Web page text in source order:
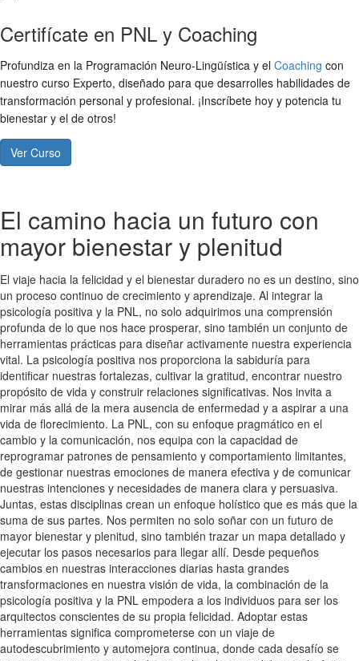
Certifícate en PNL y Coaching
Profundiza en la Programación Neuro-Lingüística y el Coaching con
nuestro curso Experto, diseñado para que desarrolles habilidades de
transformación personal y profesional. ¡Inscríbete hoy y potencia tu
bienestar y el de otros!
Ver Curso
El camino hacia un futuro con
mayor bienestar y plenitud
El viaje hacia la felicidad y el bienestar duradero no es un destino, sino
un proceso continuo de crecimiento y aprendizaje. Al integrar la
psicología positiva y la PNL, no solo adquirimos una comprensión
profunda de lo que nos hace prosperar, sino también un conjunto de
herramientas prácticas para diseñar activamente nuestra experiencia
vital. La psicología positiva nos proporciona la sabiduría para
identificar nuestras fortalezas, cultivar la gratitud, encontrar nuestro
propósito de vida y construir relaciones significativas. Nos invita a
mirar más allá de la mera ausencia de enfermedad y a aspirar a una
vida de florecimiento. La PNL, con su enfoque pragmático en el
cambio y la comunicación, nos equipa con la capacidad de
reprogramar patrones de pensamiento y comportamiento limitantes,
de gestionar nuestras emociones de manera efectiva y de comunicar
nuestras intenciones y necesidades de manera clara y persuasiva.
Juntas, estas disciplinas crean un enfoque holístico que es más que la
suma de sus partes. Nos permiten no solo soñar con un futuro de
mayor bienestar y plenitud, sino también trazar un mapa detallado y
ejecutar los pasos necesarios para llegar allí. Desde pequeños
cambios en nuestras interacciones diarias hasta grandes
transformaciones en nuestra visión de vida, la combinación de la
psicología positiva y la PNL empodera a los individuos para ser los
arquitectos conscientes de su propia felicidad. Adoptar estas
herramientas significa comprometerse con un viaje de
autodescubrimiento y automejora continua, donde cada desafío se